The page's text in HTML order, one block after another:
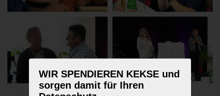
WIR SPENDIEREN KEKSE und
sorgen damit für Ihren